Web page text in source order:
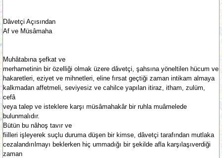
Dâvetçi Açısından
Af ve Müsâmaha
Muhâtabına şefkat ve
merhametinin bir özelliği olmak üzere dâvetçi, şahsına yöneltilen hücum ve
hakaretleri, eziyet ve mihnetleri, eline fırsat geçtiği zaman intikam almaya
kalkmadan affetmeli, seviyesiz ve cahilce yapılan itiraz, itham, zulüm,
cefâ
veya talep ve isteklere karşı müsâmahakâr bir ruhla muâmelede
bulunmalıdır.
Bütün bu nâhoş tavır ve
fiilleri işleyerek suçlu duruma düşen bir kimse, dâvetçi tarafından mutlaka
cezalandırılmayı beklerken hiç ummadığı bir şekilde afla karşılaşıverdiği
zaman